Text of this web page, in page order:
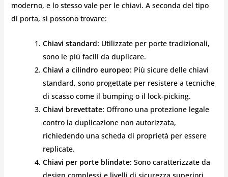
moderno, e lo stesso vale per le chiavi. A seconda del tipo
di porta, si possono trovare:
Chiavi standard: Utilizzate per porte tradizionali,
sono le più facili da duplicare.
Chiavi a cilindro europeo: Più sicure delle chiavi
standard, sono progettate per resistere a tecniche
di scasso come il bumping o il lock-picking.
Chiavi brevettate: Offrono una protezione legale
contro la duplicazione non autorizzata,
richiedendo una scheda di proprietà per essere
replicate.
Chiavi per porte blindate: Sono caratterizzate da